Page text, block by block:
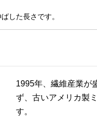
した長さです。
1995年、繊維産業が
ず、古いアメリカ製
す。